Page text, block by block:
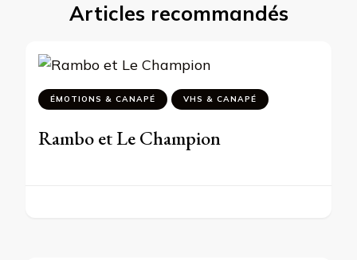
Articles recommandés
ÉMOTIONS & CANAPÉ VHS & CANAPÉ
Rambo et Le Champion